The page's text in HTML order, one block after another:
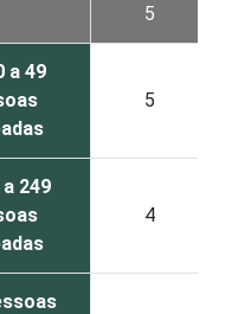
5
a 49
5
a 249
4